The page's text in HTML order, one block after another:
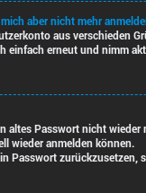
aber nicht mehr
aus verschieden
einfach erneut und nimm
Passwort nicht
wieder anmelden können.
Passwort zurückzusetzen,